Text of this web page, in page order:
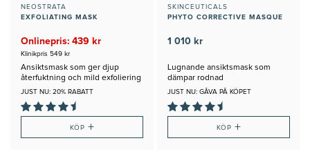
NEOSTRATA
EXFOLIATING MASK
Onlinepris: 439 kr
Klinikpris 549 kr
Ansiktsmask som ger djup
återfuktning och mild exfoliering
under natten
JUST NU: 20% RABATT
KÖP +
SKINCEUTICALS
PHYTO CORRECTIVE MASQUE
1 010 kr
Lugnande ansiktsmask som
dämpar rodnad
JUST NU: GÅVA PÅ KÖPET
KÖP +